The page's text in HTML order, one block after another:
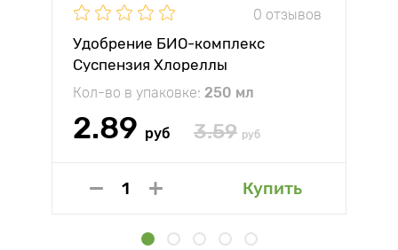
0 отзывов
Удобрение БИО-комплекс
Суспензия Хлореллы
Кол-во в упаковке: 250 мл
2.89 руб 3.59 руб
Купить